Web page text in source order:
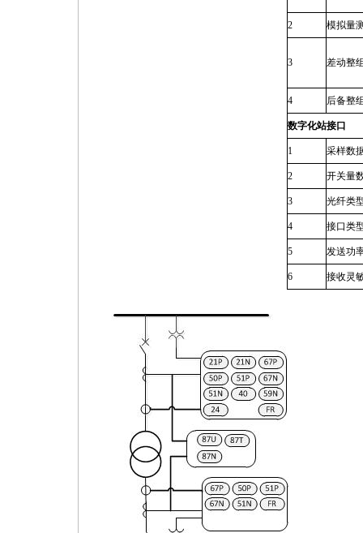
2 模拟量
3 差动整
4 后备整
数字化站接口
1 采样数
2 开关量
3 光纤类
4 接口类
5 发送功
6 接收灵